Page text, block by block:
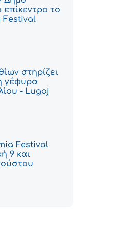
επίκεντρο το
στηρίζει
γέφυρα
- Lugoj
Festival
9 και